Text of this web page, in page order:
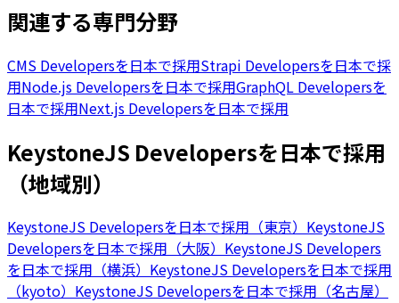
関連する専門分野
CMS Developersを日本で採用Strapi Developersを日本で採
用Node.js Developersを日本で採用GraphQL Developersを
日本で採用Next.js Developersを日本で採用
KeystoneJS Developersを日本で採用
（地域別）
KeystoneJS Developersを日本で採用（東京） KeystoneJS
Developersを日本で採用（大阪） KeystoneJS Developers
を日本で採用（横浜） KeystoneJS Developersを日本で採用
（kyoto） KeystoneJS Developersを日本で採用（名古屋）